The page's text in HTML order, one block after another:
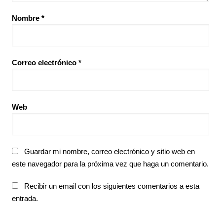
Nombre *
Correo electrónico *
Web
Guardar mi nombre, correo electrónico y sitio web en
este navegador para la próxima vez que haga un comentario.
Recibir un email con los siguientes comentarios a esta
entrada.